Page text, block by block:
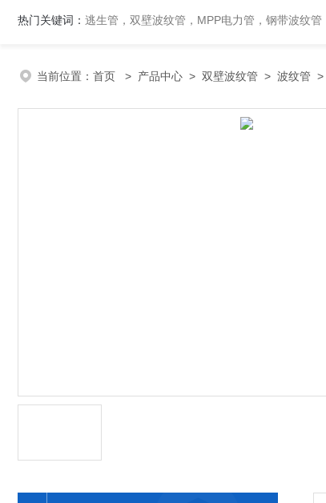
热门关键词： 逃生管，双壁波纹管，MPP电力管，钢带波纹
当前位置： 首页 > 产品中心 > 双壁波纹管 > 波纹管 >